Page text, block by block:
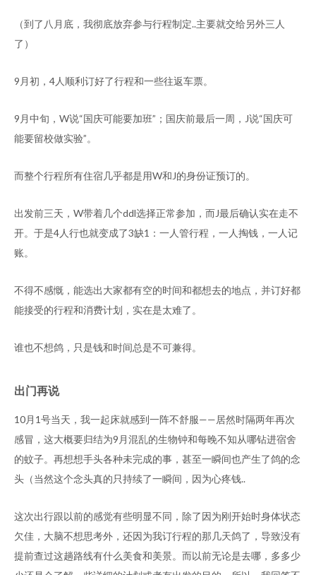
（到了八月底，我彻底放弃参与行程制定..主要就交给另外三人
了）
9月初，4人顺利订好了行程和一些往返车票。
9月中旬，W说“国庆可能要加班”；国庆前最后一周，J说“国庆可
能要留校做实验”。
而整个行程所有住宿几乎都是用W和J的身份证预订的。
出发前三天，W带着几个ddl选择正常参加，而J最后确认实在走不
开。于是4人行也就变成了3缺1：一人管行程，一人掏钱，一人记
账。
不得不感慨，能选出大家都有空的时间和都想去的地点，并订好都
能接受的行程和消费计划，实在是太难了。
谁也不想鸽，只是钱和时间总是不可兼得。
出门再说
10月1号当天，我一起床就感到一阵不舒服——居然时隔两年再次
感冒，这大概要归结为9月混乱的生物钟和每晚不知从哪钻进宿舍
的蚊子。再想想手头各种未完成的事，甚至一瞬间也产生了鸽的念
头（当然这个念头真的只持续了一瞬间，因为心疼钱..
这次出行跟以前的感觉有些明显不同，除了因为刚开始时身体状态
欠佳，大脑不想思考外，还因为我订行程的那几天鸽了，导致没有
提前查过这趟路线有什么美食和美景。而以前无论是去哪，多多少